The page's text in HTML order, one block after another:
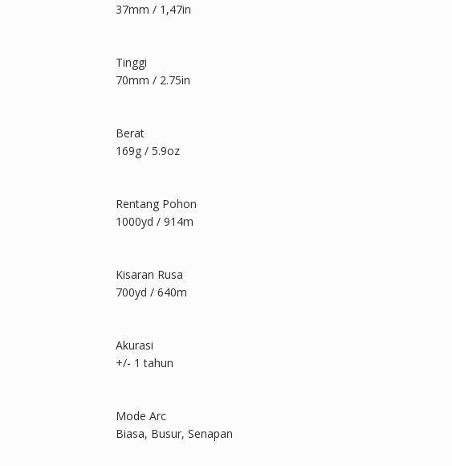
37mm / 1,47in
Tinggi
70mm / 2.75in
Berat
169g / 5.9oz
Rentang Pohon
1000yd / 914m
Kisaran Rusa
700yd / 640m
Akurasi
+/- 1 tahun
Mode Arc
Biasa, Busur, Senapan